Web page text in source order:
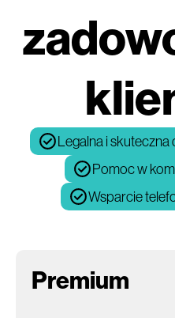
Legalna i
Pomoc w
Wsparcie
Premium